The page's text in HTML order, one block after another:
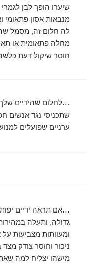
שיערו הופך לבן
מנבאות אסון פתאומי
לה חלום זה, מסמל
מחלה פתאומית או
חוסר שיקול דעת
…לחלום שהידיים
שתכניסי נגד אנשים
ערניים שפועלים
…אם תראה ידיים
גדולה, ותעלה
ומעוותות מצביעות על
ניכור וחוסר צודק
מישהו יצליח למה